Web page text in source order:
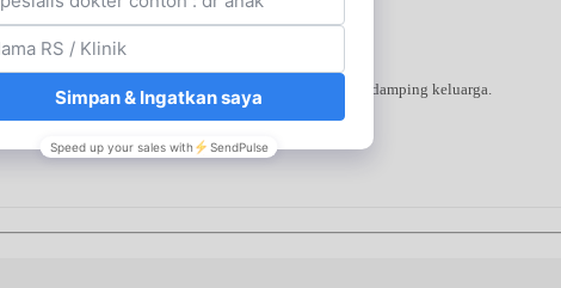
dapat digunakan secara mandiri atau bersama pendamping keluarga.